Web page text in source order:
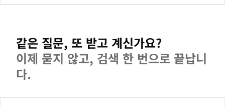
같은 질문, 또 받고 계신가요?
이제 묻지 않고, 검색 한 번으로 끝납니
다.